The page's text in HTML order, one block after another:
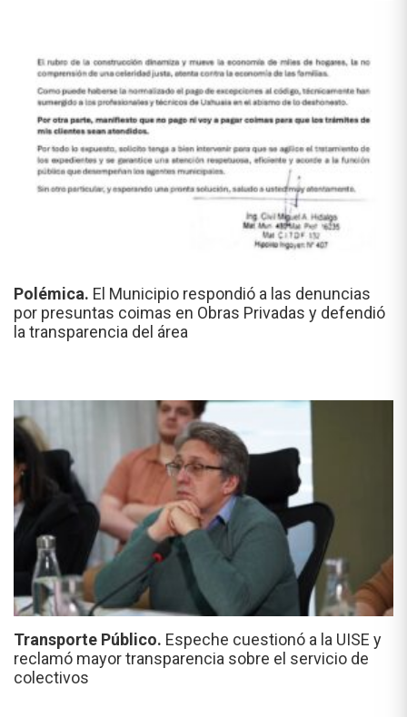
Polémica. El Municipio respondió a las denuncias
por presuntas coimas en Obras Privadas y defendió
la transparencia del área
Transporte Público. Espeche cuestionó a la UISE y
reclamó mayor transparencia sobre el servicio de
colectivos